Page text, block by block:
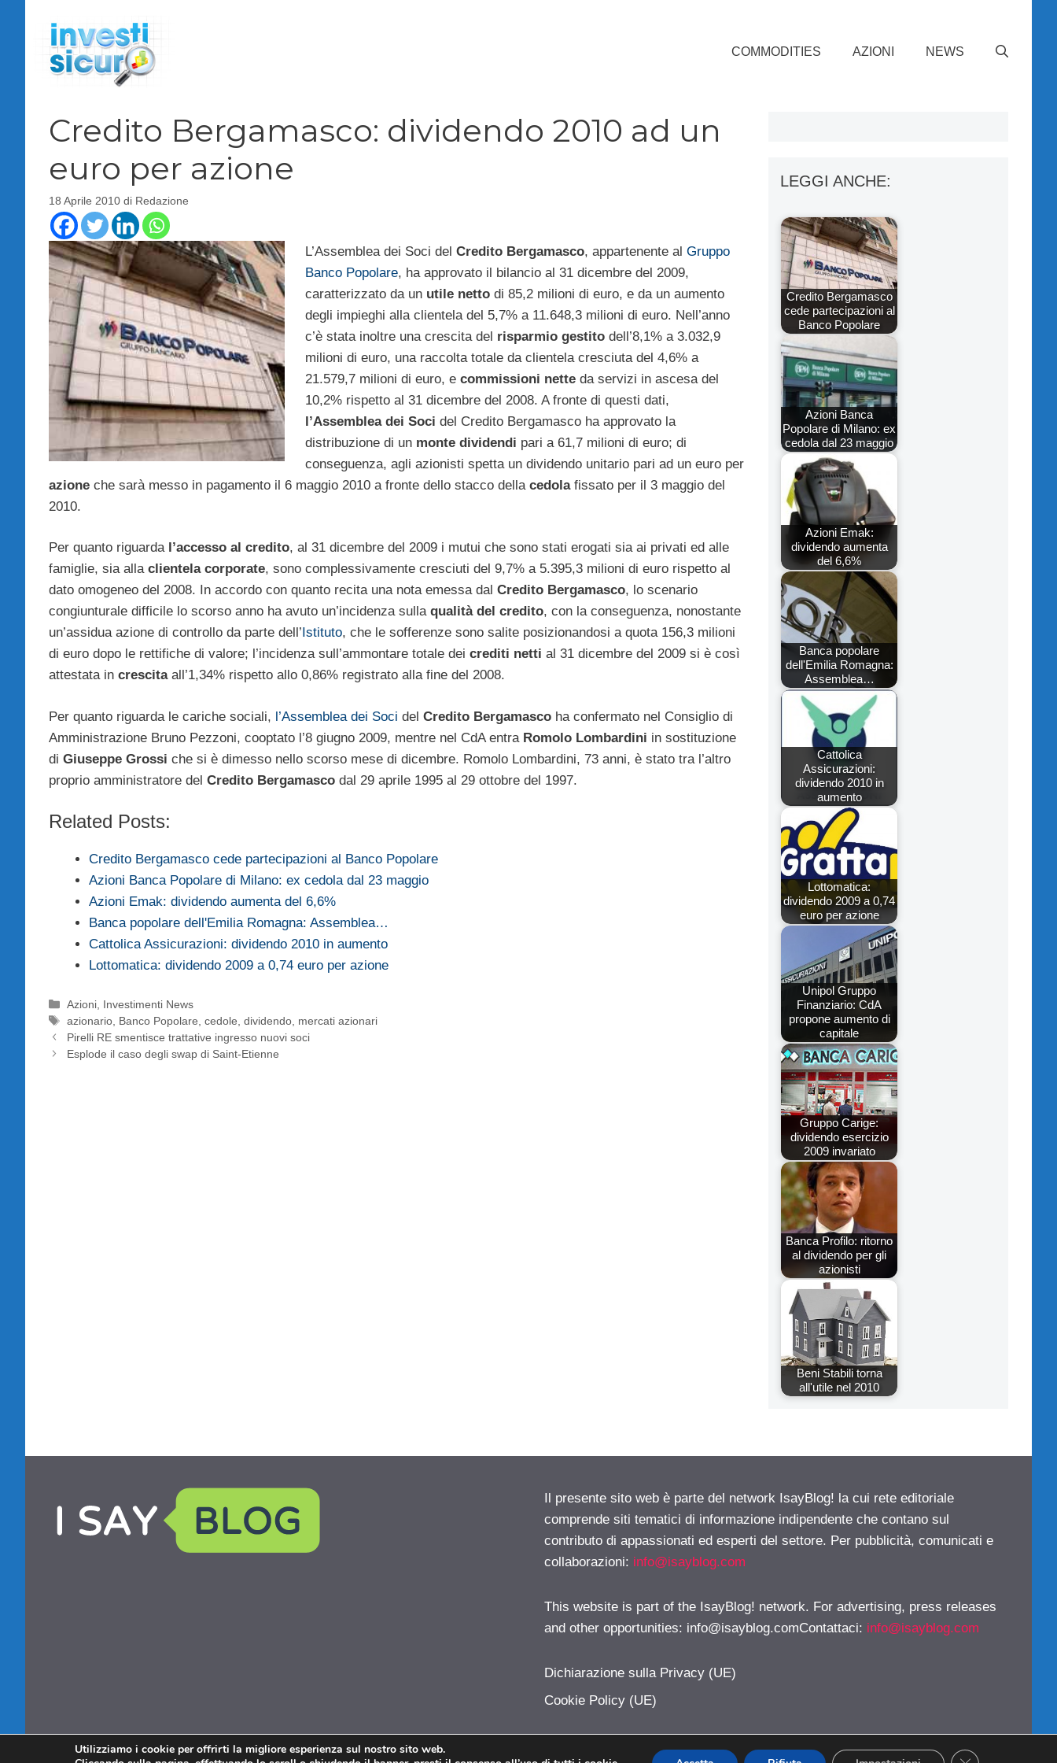
contenuto
COMMODITIES AZIONI NEWS
Credito Bergamasco: dividendo 2010 ad un
euro per azione
18 Aprile 2010 di Redazione
L’Assemblea dei Soci del Credito Bergamasco, appartenente al Gruppo
Banco Popolare, ha approvato il bilancio al 31 dicembre del 2009,
caratterizzato da un utile nettodi 85,2 milioni di euro, e da un aumento
degli impieghi alla clientela del 5,7% a 11.648,3 milioni di euro. Nell’anno
c’è stata inoltre una crescita del risparmio gestitodell’8,1% a 3.032,9
milioni di euro, una raccolta totale da clientela cresciuta del 4,6% a
21.579,7 milioni di euro, e commissioni netteda servizi in ascesa del
10,2% rispetto al 31 dicembre del 2008. A fronte di questi dati,
l’Assemblea dei Soci del Credito Bergamasco ha approvato la
distribuzione di un monte dividendi pari a 61,7 milioni di euro; di
conseguenza, agli azionisti spetta un dividendo unitario pari ad un euro per
azione che sarà messo in pagamento il 6 maggio 2010 a fronte dello stacco della cedolafissato per il 3 maggio del
2010.
Per quanto riguarda l’accesso al credito, al 31 dicembre del 2009 i mutui che sono stati erogati sia ai privati ed alle
famiglie, sia alla clientela corporate, sono complessivamente cresciuti del 9,7% a 5.395,3 milioni di euro rispetto al
dato omogeneo del 2008. In accordo con quanto recita una nota emessa dal Credito Bergamasco, lo scenario
congiunturale difficile lo scorso anno ha avuto un’incidenza sulla qualità del credito, con la conseguenza, nonostante
un’assidua azione di controllo da parte dell’ Istituto, che le sofferenze sono salite posizionandosi a quota 156,3 milioni
di euro dopo le rettifiche di valore; l’incidenza sull’ammontare totale dei crediti netti al 31 dicembre del 2009 si è così
attestata in crescitaall’1,34% rispetto allo 0,86% registrato alla fine del 2008.
Per quanto riguarda le cariche sociali, l’Assemblea dei Soci del Credito Bergamasco ha confermato nel Consiglio di
Amministrazione Bruno Pezzoni, cooptato l’8 giugno 2009, mentre nel CdA entra Romolo Lombardini in sostituzione
di Giuseppe Grossi che si è dimesso nello scorso mese di dicembre. Romolo Lombardini, 73 anni, è stato tra l’altro
proprio amministratore del Credito Bergamasco dal 29 aprile 1995 al 29 ottobre del 1997.
Related Posts:
Credito Bergamasco cede partecipazioni al Banco Popolare
Azioni Banca Popolare di Milano: ex cedola dal 23 maggio
Azioni Emak: dividendo aumenta del 6,6%
Banca popolare dell'Emilia Romagna: Assemblea…
Cattolica Assicurazioni: dividendo 2010 in aumento
Lottomatica: dividendo 2009 a 0,74 euro per azione
Categorie
Azioni Investimenti News
Tag
azionario Banco Popolare ,cedole ,dividendo mercati azionari
Pirelli RE smentisce trattative ingresso nuovi soci
Esplode il caso degli swap di Saint-Etienne
LEGGI ANCHE:
Credito Bergamasco
cede partecipazioni al
Banco Popolare
Azioni Banca
Popolare di Milano: ex
cedola dal 23 maggio
Azioni Emak:
dividendo aumenta
del 6,6%
Banca popolare
dell'Emilia Romagna:
Assemblea…
Cattolica
Assicurazioni:
dividendo 2010 in
aumento
Lottomatica:
dividendo 2009 a 0,74
euro per azione
Unipol Gruppo
Finanziario: CdA
propone aumento di
capitale
Gruppo Carige:
dividendo esercizio
2009 invariato
Banca Profilo: ritorno
al dividendo per gli
azionisti
Beni Stabili torna
all'utile nel 2010
Il presente sito web è parte del network IsayBlog! la cui rete editoriale
comprende siti tematici di informazione indipendente che contano sul
contributo di appassionati ed esperti del settore. Per pubblicità, comunicati e
collaborazioni: info@isayblog.com
This website is part of the IsayBlog! network. For advertising, press releases
and other opportunities: info@isayblog.comContattaci: info@isayblog.com
Dichiarazione sulla Privacy (UE)
Cookie Policy (UE)
Utilizziamo i cookie per offrirti la migliore esperienza sul nostro sito web.
CLOSE GDPR